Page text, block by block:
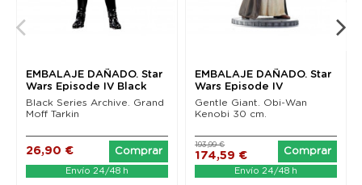
EMBALAJE DAÑADO. Star
Wars Episode IV Black
Series Archive...
Black Series Archive. Grand
Moff Tarkin
26,90 € Comprar
Envío 24/48 h
EMBALAJE DAÑADO. Star
Wars Episode IV
Milestones Statue 1/6...
Gentle Giant. Obi-Wan
Kenobi 30 cm.
174,59 €
193,99 €
Comprar
Envío 24/48 h